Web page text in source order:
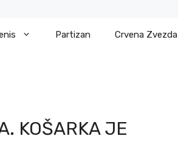
Partizan Crvena Zvezda
KOŠARKA JE